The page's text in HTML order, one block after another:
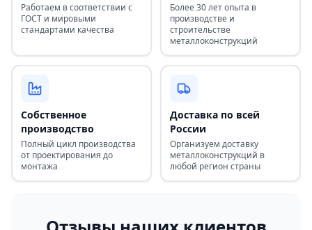
Работаем в соответствии с
ГОСТ и мировыми
стандартами качества
Более 30 лет опыта в
производстве и
строительстве
металлоконструкций
Собственное
производство
Полный цикл производства
от проектирования до
монтажа
Доставка по всей
России
Организуем доставку
металлоконструкций в
любой регион страны